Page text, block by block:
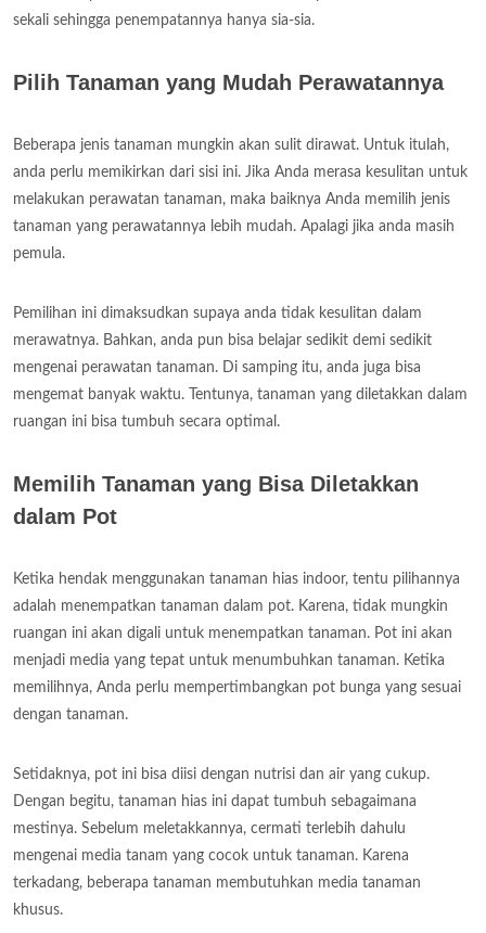
sekali sehingga penempatannya hanya sia-sia.
Pilih Tanaman yang Mudah Perawatannya
Beberapa jenis tanaman mungkin akan sulit dirawat. Untuk itulah,
anda perlu memikirkan dari sisi ini. Jika Anda merasa kesulitan untuk
melakukan perawatan tanaman, maka baiknya Anda memilih jenis
tanaman yang perawatannya lebih mudah. Apalagi jika anda masih
pemula.
Pemilihan ini dimaksudkan supaya anda tidak kesulitan dalam
merawatnya. Bahkan, anda pun bisa belajar sedikit demi sedikit
mengenai perawatan tanaman. Di samping itu, anda juga bisa
mengemat banyak waktu. Tentunya, tanaman yang diletakkan dalam
ruangan ini bisa tumbuh secara optimal.
Memilih Tanaman yang Bisa Diletakkan
dalam Pot
Ketika hendak menggunakan tanaman hias indoor, tentu pilihannya
adalah menempatkan tanaman dalam pot. Karena, tidak mungkin
ruangan ini akan digali untuk menempatkan tanaman. Pot ini akan
menjadi media yang tepat untuk menumbuhkan tanaman. Ketika
memilihnya, Anda perlu mempertimbangkan pot bunga yang sesuai
dengan tanaman.
Setidaknya, pot ini bisa diisi dengan nutrisi dan air yang cukup.
Dengan begitu, tanaman hias ini dapat tumbuh sebagaimana
mestinya. Sebelum meletakkannya, cermati terlebih dahulu
mengenai media tanam yang cocok untuk tanaman. Karena
terkadang, beberapa tanaman membutuhkan media tanaman
khusus.